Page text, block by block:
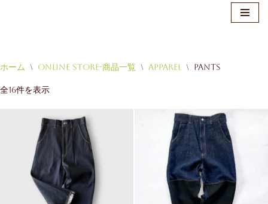
ン
ホーム \ Online Store-商品一覧 \ Apparel \ Pants
全16件を表示